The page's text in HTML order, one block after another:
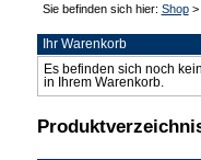
Sie befinden sich hier: Shop>
Ihr Warenkorb
Es befinden sich noch
in Ihrem Warenkorb.